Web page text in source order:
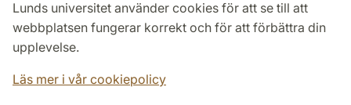
Lunds universitet använder cookies för att se till att
webbplatsen fungerar korrekt och för att förbättra din
upplevelse.
Läs mer i vår cookiepolicy
Behandling av personuppgifter
Tillgänglighetsredogörelse